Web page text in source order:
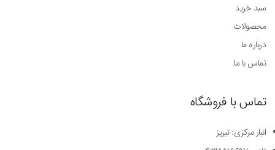
سبد خرید
محصولات
درباره ما
تماس با ما
تماس با فروشگاه
انبار مرکزی: تبریز